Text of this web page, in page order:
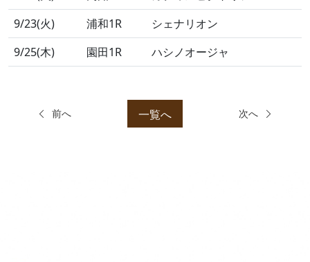
9/23(火)
浦和1R
シェナリオン
9/25(木)
園田1R ハシノオージャ
前へ 一覧へ 次へ